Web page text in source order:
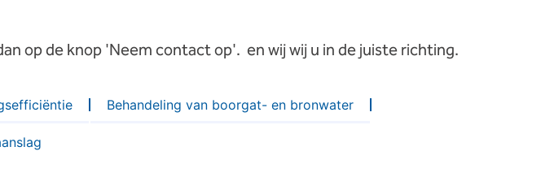
op de knop 'Neem contact op'. enwijwijuindejuisterichting.
Behandeling van boorgat- en bronwater